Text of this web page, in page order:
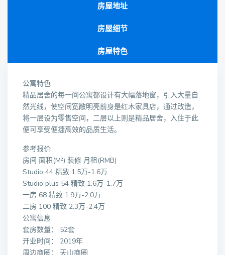
房屋地址
房屋细节
房屋特色
公寓特色
精品居舍的每一间公寓都设计有大幅落地窗，引入大量自
然光线，使空间宽敞明亮前身是红木家具店，通过改造，
将一层设为零售空间，二层以上则是精品居舍，入住于此
便可享受便捷高效的品质生活。
参考报价
房间 面积(M²) 装修 月租(RMB)
Studio 44 精致 1.5万-1.6万
Studio plus 54 精致 1.6万-1.7万
一房 68 精致 1.9万-2.0万
二房 100 精致 2.3万-2.4万
公寓信息
套房数量： 52套
开业时间： 2019年
周边商圈： 天山商圈